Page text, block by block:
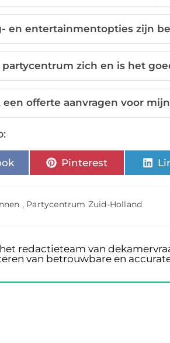
en entertainmentopties zijn
zich en is het
een offerte aanvragen voor
Pinterest
, Partycentrum Zuid-Holland
redactieteam van
van betrouwbare en